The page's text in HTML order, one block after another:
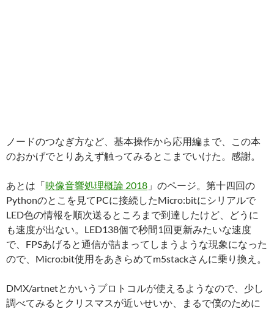
ノードのつなぎ方など、基本操作から応用編まで、この本
のおかげでとりあえず触ってみるとこまでいけた。感謝。
あとは「映像音響処理概論 2018 」のページ。第十四回の
Pythonのとこを見てPCに接続したMicro:bitにシリアルで
LED色の情報を順次送るところまで到達したけど、どうに
も速度が出ない。LED138個で秒間1回更新みたいな速度
で、FPSあげると通信が詰まってしまうような現象になった
ので、Micro:bit使用をあきらめてm5stackさんに乗り換え。
DMX/artnetとかいうプロトコルが使えるようなので、少し
調べてみるとクリスマスが近いせいか、まるで僕のために